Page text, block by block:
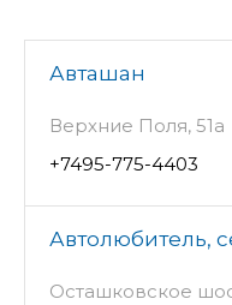
Авташан
Верхние Поля, 51а
+7495-775-4403
Автолюбитель,
Осташковское